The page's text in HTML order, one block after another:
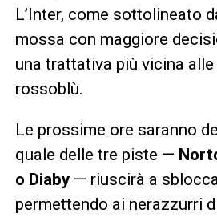
L’Inter, come sottolineato
mossa con maggiore
una trattativa più vicina
rossoblù.
Le prossime ore saranno
quale delle tre piste —
o Diaby— riuscirà a
permettendo ai nerazzurri